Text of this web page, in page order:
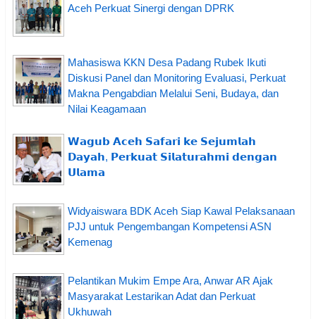
Aceh Perkuat Sinergi dengan DPRK
Mahasiswa KKN Desa Padang Rubek Ikuti
Diskusi Panel dan Monitoring Evaluasi, Perkuat
Makna Pengabdian Melalui Seni, Budaya, dan
Nilai Keagamaan
𝗪𝗮𝗴𝘂𝗯 𝗔𝗰𝗲𝗵 𝗦𝗮𝗳𝗮𝗿𝗶 𝗸𝗲 𝗦𝗲𝗷𝘂𝗺𝗹𝗮𝗵
𝗗𝗮𝘆𝗮𝗵, 𝗣𝗲𝗿𝗸𝘂𝗮𝘁 𝗦𝗶𝗹𝗮𝘁𝘂𝗿𝗮𝗵𝗺𝗶 𝗱𝗲𝗻𝗴𝗮𝗻
𝗨𝗹𝗮𝗺𝗮
Widyaiswara BDK Aceh Siap Kawal Pelaksanaan
PJJ untuk Pengembangan Kompetensi ASN
Kemenag
Pelantikan Mukim Empe Ara, Anwar AR Ajak
Masyarakat Lestarikan Adat dan Perkuat
Ukhuwah